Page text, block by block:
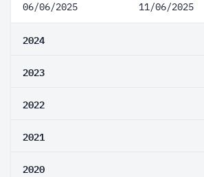
06/06/2025 11/06/2025
2024
2023
2022
2021
2020